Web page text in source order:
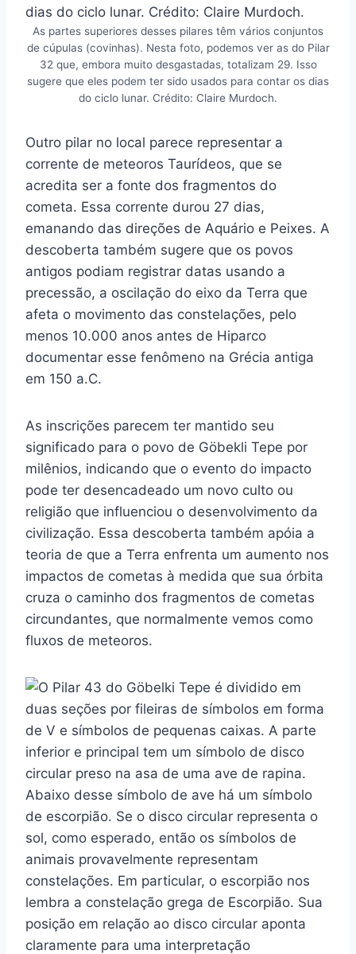
As partes superiores desses pilares têm vários conjuntos
de cúpulas (covinhas). Nesta foto, podemos ver as do Pilar
32 que, embora muito desgastadas, totalizam 29. Isso
sugere que eles podem ter sido usados para contar os dias
do ciclo lunar. Crédito: Claire Murdoch.
Outro pilar no local parece representar a
corrente de meteoros Taurídeos, que se
acredita ser a fonte dos fragmentos do
cometa. Essa corrente durou 27 dias,
emanando das direções de Aquário e Peixes. A
descoberta também sugere que os povos
antigos podiam registrar datas usando a
precessão, a oscilação do eixo da Terra que
afeta o movimento das constelações, pelo
menos 10.000 anos antes de Hiparco
documentar esse fenômeno na Grécia antiga
em 150 a.C.
As inscrições parecem ter mantido seu
significado para o povo de Göbekli Tepe por
milênios, indicando que o evento do impacto
pode ter desencadeado um novo culto ou
religião que influenciou o desenvolvimento da
civilização. Essa descoberta também apóia a
teoria de que a Terra enfrenta um aumento nos
impactos de cometas à medida que sua órbita
cruza o caminho dos fragmentos de cometas
circundantes, que normalmente vemos como
fluxos de meteoros.